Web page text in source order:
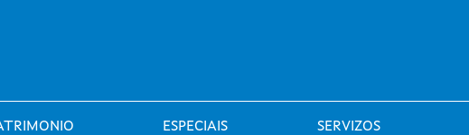
ESPECIAIS SERVIZOS